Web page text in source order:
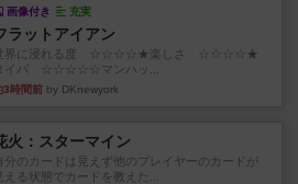
画像付き 充実
ラットアイアン
世界に浸れる度 ☆☆☆☆★楽しさ ☆☆☆☆★
イパ ☆☆☆☆☆マンハッ...
3時間前 by DKnewyork
火：スターマイン
分のカードは見えず他のプレイヤーのカードが
える状態でカードを教えた...